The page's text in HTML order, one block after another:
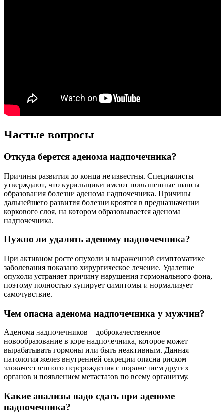
Частые вопросы
Откуда берется аденома надпочечника?
Причины развития до конца не известны. Специалисты
утверждают, что курильщики имеют повышенные шансы
образования болезни аденома надпочечника. Причины
дальнейшего развития болезни кроятся в предназначении
коркового слоя, на котором образовывается аденома
надпочечника.
Нужно ли удалять аденому надпочечника?
При активном росте опухоли и выраженной симптоматике
заболевания показано хирургическое лечение. Удаление
опухоли устраняет причину нарушения гормонального фона,
поэтому полностью купирует симптомы и нормализует
самочувствие.
Чем опасна аденома надпочечника у мужчин?
Аденома надпочечников – доброкачественное
новообразование в коре надпочечника, которое может
вырабатывать гормоны или быть неактивным. Данная
патология желез внутренней секреции опасна риском
злокачественного перерождения с поражением других
органов и появлением метастазов по всему организму.
Какие анализы надо сдать при аденоме
надпочечника?